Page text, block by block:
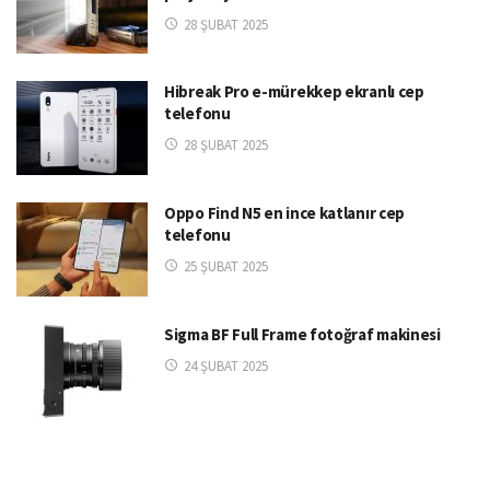
28 ŞUBAT 2025
Hibreak Pro e-mürekkep ekranlı cep
telefonu
28 ŞUBAT 2025
Oppo Find N5 en ince katlanır cep
telefonu
25 ŞUBAT 2025
Sigma BF Full Frame fotoğraf makinesi
24 ŞUBAT 2025